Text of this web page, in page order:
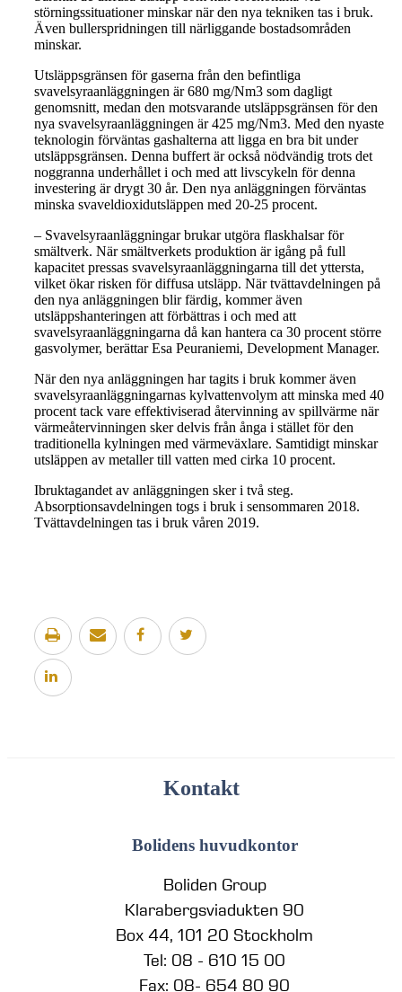
störningssituationer minskar när den nya tekniken tas i bruk.
Även bullerspridningen till närliggande bostadsområden
minskar.
Utsläppsgränsen för gaserna från den befintliga
svavelsyraanläggningen är 680 mg/Nm3 som dagligt
genomsnitt, medan den motsvarande utsläppsgränsen för den
nya svavelsyraanläggningen är 425 mg/Nm3. Med den nyaste
teknologin förväntas gashalterna att ligga en bra bit under
utsläppsgränsen. Denna buffert är också nödvändig trots det
noggranna underhållet i och med att livscykeln för denna
investering är drygt 30 år. Den nya anläggningen förväntas
minska svaveldioxidutsläppen med 20-25 procent.
– Svavelsyraanläggningar brukar utgöra flaskhalsar för
smältverk. När smältverkets produktion är igång på full
kapacitet pressas svavelsyraanläggningarna till det yttersta,
vilket ökar risken för diffusa utsläpp. När tvättavdelningen på
den nya anläggningen blir färdig, kommer även
utsläppshanteringen att förbättras i och med att
svavelsyraanläggningarna då kan hantera ca 30 procent större
gasvolymer, berättar Esa Peuraniemi, Development Manager.
När den nya anläggningen har tagits i bruk kommer även
svavelsyraanläggningarnas kylvattenvolym att minska med 40
procent tack vare effektiviserad återvinning av spillvärme när
värmeåtervinningen sker delvis från ånga i stället för den
traditionella kylningen med värmeväxlare. Samtidigt minskar
utsläppen av metaller till vatten med cirka 10 procent.
Ibruktagandet av anläggningen sker i två steg.
Absorptionsavdelningen togs i bruk i sensommaren 2018.
Tvättavdelningen tas i bruk våren 2019.
Kontakt
Bolidens huvudkontor
Boliden Group
Klarabergsviadukten 90
Box 44, 101 20 Stockholm
Tel: 08 - 610 15 00
Fax: 08- 654 80 90